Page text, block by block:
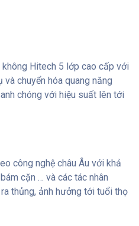
Hitech 5 lớp cao cấp với
chuyển hóa quang năng
chóng với hiệu suất lên tới
công nghệ châu Âu với khả
cặn … và các tác nhân
thủng, ảnh hưởng tới tuổi thọ